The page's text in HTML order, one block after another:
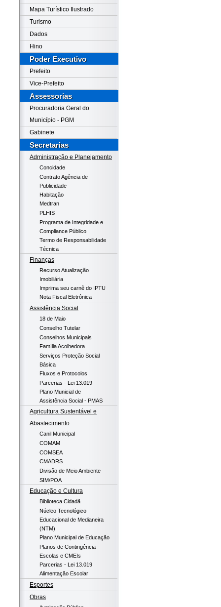
Mapa Turístico Ilustrado
Turismo
Dados
Hino
Poder Executivo
Prefeito
Vice-Prefeito
Assessorias
Procuradoria Geral do
Município - PGM
Gabinete
Secretarias
Administração e Planejamento
Concidade
Contrato Agência de
Publicidade
Habitação
Medtran
PLHIS
Programa de Integridade e
Compliance Público
Termo de Responsabilidade
Técnica
Finanças
Recurso Atualização
Imobiliária
Imprima seu carnê do IPTU
Nota Fiscal Eletrônica
Assistência Social
18 de Maio
Conselho Tutelar
Conselhos Municipais
Família Acolhedora
Serviços Proteção Social
Básica
Fluxos e Protocolos
Parcerias - Lei 13.019
Plano Municial de
Assistência Social - PMAS
Agricultura Sustentável e
Abastecimento
Canil Municipal
COMAM
COMSEA
CMADRS
Divisão de Meio Ambiente
SIM/POA
Educação e Cultura
Biblioteca Cidadã
Núcleo Tecnológico
Educacional de Medianeira
(NTM)
Plano Municipal de Educação
Planos de Contingência -
Escolas e CMEIs
Parcerias - Lei 13.019
Alimentação Escolar
Esportes
Obras